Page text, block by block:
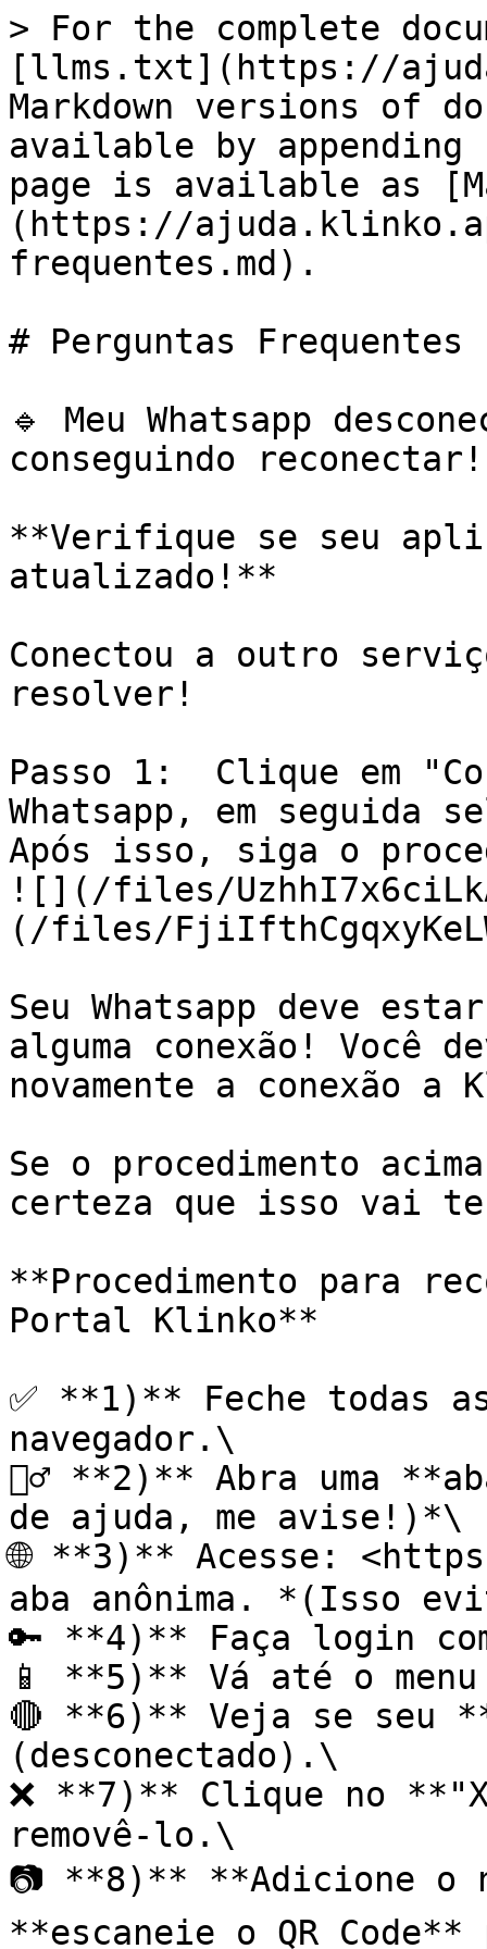
> For the complete
[llms.txt](https://
Markdown versions of
available by
page is available as
(https://
frequentes.md).
# Perguntas Frequentes
🔹 Meu Whatsapp
conseguindo reconectar!
**Verifique se seu
atualizado!**
Conectou a outro
resolver!
Passo 1:  Clique em
Whatsapp, em seguida
Após isso, siga o
![](/files/
(/files/
Seu Whatsapp deve
alguma conexão! Você
novamente a conexão a
Se o procedimento
certeza que isso vai
**Procedimento para
Portal Klinko**
✅ **1)** Feche todas
navegador.\
🕵️‍♂️ **2)** Abra uma
de ajuda, me avise!)*\
🌐 **3)** Acesse:
aba anônima. *(Isso
🔑 **4)** Faça login
📱 **5)** Vá até o
🔴 **6)** Veja se seu
(desconectado).\
❌ **7)** Clique no
removê-lo.\
📷 **8)** **Adicione o
**escaneie o QR